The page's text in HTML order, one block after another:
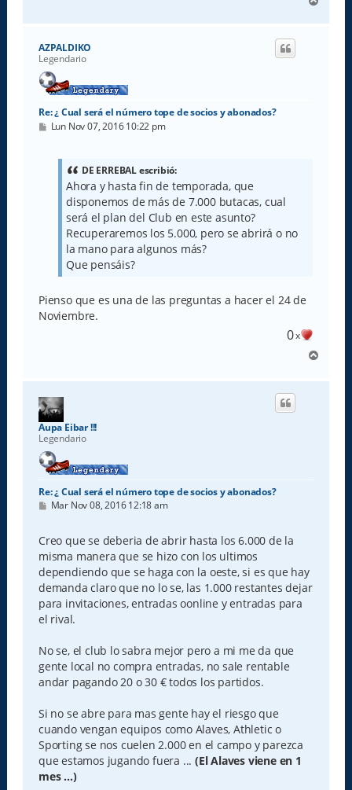
r
AZPALDIKO
Legendario
Re: ¿ Cual será el número tope de socios y abonados?
M
Lun Nov 07, 2016 10:22 pm
DE ERREBAL escribió:
Ahora y hasta fin de temporada, que
disponemos de más de 7.000 butacas, cual
será el plan del Club en este asunto?
Recuperaremos los 5.000, pero se abrirá o no
la mano para algunos más?
Que pensáis?
Pienso que es una de las preguntas a hacer el 24 de
Noviembre.
0x
r
Aupa Eibar !!!
Legendario
Re: ¿ Cual será el número tope de socios y abonados?
M
s
a
j
e
Mar Nov 08, 2016 12:18 am
Creo que se deberia de abrir hasta los 6.000 de la
misma manera que se hizo con los ultimos
dependiendo que se haga con la oeste, si es que hay
demanda claro que no lo se, las 1.000 restantes dejar
para invitaciones, entradas oonline y entradas para
el rival.
No se, el club lo sabra mejor pero a mi me da que
gente local no compra entradas, no sale rentable
andar pagando 20 o 30 € todos los partidos.
Si no se abre para mas gente hay el riesgo que
cuando vengan equipos como Alaves, Athletic o
Sporting se nos cuelen 2.000 en el campo y parezca
que estamos jugando fuera ... (El Alaves viene en 1
mes ...)